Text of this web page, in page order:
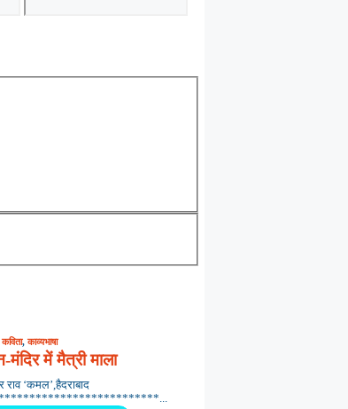
कविता,काव्यभाषा
में मैत्री माला
‘कमल’,हैदराबाद